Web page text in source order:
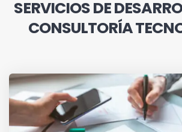
SERVICIOS DE
CONSULTORÍA